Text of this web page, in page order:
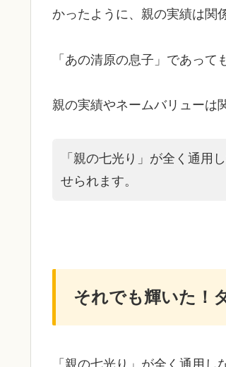
かったように、親の実績は関
「あの清原の息子」であって
親の実績やネームバリューは
「親の七光り」が全く通用
せられます。
それでも輝いた！
「親の七光り」が全く通用